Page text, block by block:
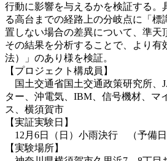
行動に影響を与えるかを検証する。
る高台までの経路上の分岐点に「標
置しない場合の差異について、準天
その結果を分析することで、より有
法）」のあり様を検証。
【プロジェクト構成員】
国土交通省国土交通政策研究所、
ター、沖電気、IBM、信号機材、マ
ス、横須賀市
【実証実験日】
12月6日（日）小雨決行 （予備日
【実験場所】